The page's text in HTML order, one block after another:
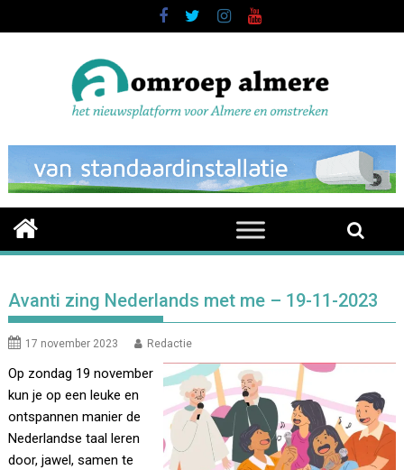
to
Avanti zing Nederlands met me – 19-11-2023
17 november 2023 Redactie
Op zondag 19 november
kun je op een leuke en
ontspannen manier de
Nederlandse taal leren
door, jawel, samen te